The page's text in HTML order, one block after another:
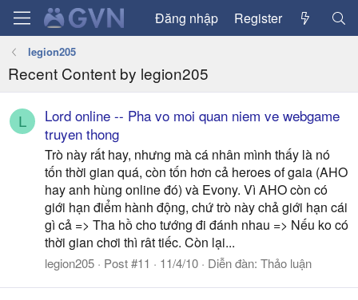
Đăng nhập Register
legion205
Recent Content by legion205
L
Lord online -- Pha vo moi quan niem ve webgame
truyen thong
Trò này rất hay, nhưng mà cá nhân mình thấy là nó
tốn thời gian quá, còn tốn hơn cả heroes of gaia (AHO
hay anh hùng online đó) và Evony. Vì AHO còn có
giới hạn điểm hành động, chứ trò này chả giới hạn cái
gì cả => Tha hồ cho tướng đi đánh nhau => Nếu ko có
thời gian chơi thì rât tiếc. Còn lại...
legion205 Post #11 11/4/10 Diễn đàn: Thảo luận